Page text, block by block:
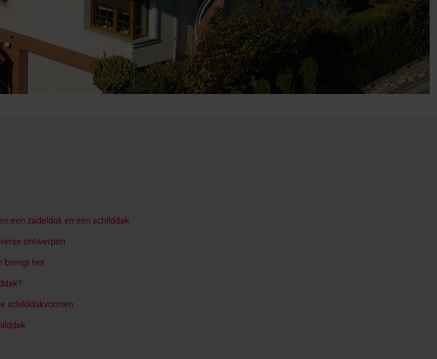
een zadeldak en een schilddak
ontwerpen
brengt het
schilddakvormen